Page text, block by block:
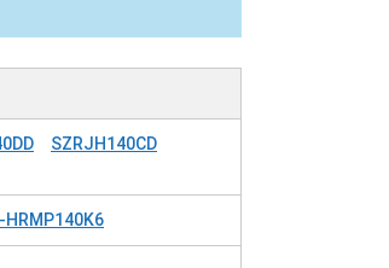
SZRJH140CD
HRMP140K6